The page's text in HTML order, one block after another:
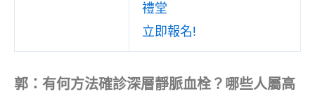
禮堂
立即報名!
郭：有何方法確診深層靜脈血栓？哪些人屬高